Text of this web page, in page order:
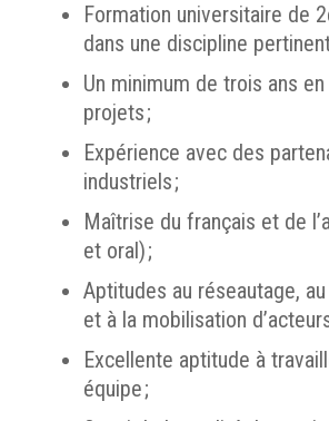
Formation universitaire de
dans une discipline
Un minimum de trois ans
projets ;
Expérience avec des
industriels ;
Maîtrise du français et de
et oral) ;
Aptitudes au réseautage,
et à la mobilisation
Excellente aptitude à
équipe ;